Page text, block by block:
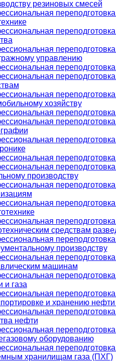
резиновых смесей
управлению
хозяйству
производству
средствам
производству
машинам
и газа
и хранению нефти
нефти
оборудованию
хранилищам газа (ПХГ)